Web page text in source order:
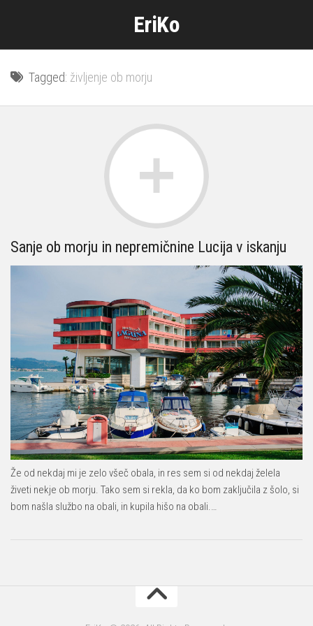
EriKo
Tagged: življenje ob morju
Sanje ob morju in nepremičnine Lucija v iskanju
Že od nekdaj mi je zelo všeč obala, in res sem si od nekdaj želela
živeti nekje ob morju. Tako sem si rekla, da ko bom zaključila z šolo, si
bom našla službo na obali, in kupila hišo na obali.…